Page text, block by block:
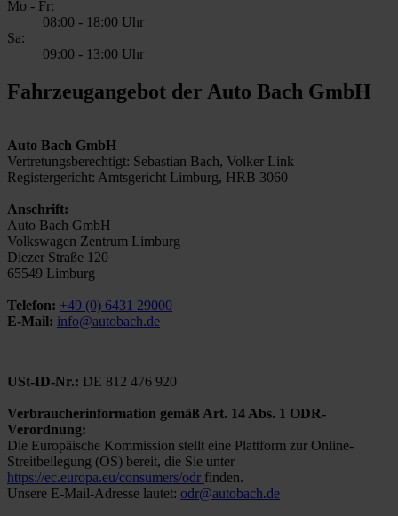
Mo - Fr:
08:00 - 18:00 Uhr
Sa:
09:00 - 13:00 Uhr
Fahrzeugangebot der Auto Bach GmbH
Auto Bach GmbH
Vertretungsberechtigt: Sebastian Bach, Volker Link
Registergericht: Amtsgericht Limburg, HRB 3060
Anschrift:
Auto Bach GmbH
Volkswagen Zentrum Limburg
Diezer Straße 120
65549 Limburg
Telefon: +49 (0) 6431 29000
E-Mail: info@autobach.de
USt-ID-Nr.: DE 812 476 920
Verbraucherinformation gemäß Art. 14 Abs. 1 ODR-
Verordnung:
Die Europäische Kommission stellt eine Plattform zur Online-
Streitbeilegung (OS) bereit, die Sie unter
https://ec.europa.eu/consumers/odr finden.
Unsere E-Mail-Adresse lautet: odr@autobach.de